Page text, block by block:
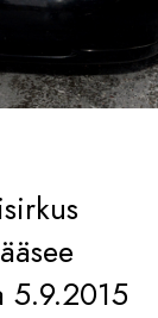
5.9.2015